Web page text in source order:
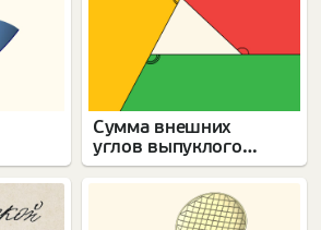
Сумма внешних
углов выпуклого
многоугольника